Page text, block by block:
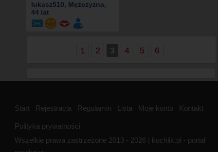
lukasz510, Mężczyzna,
44 lat
1 2 3 4 5 6
Start Rejestracja Regulamin Lista Moje konto Kontakt
Polityka prywatności
Wszelkie prawa zastrzeżone 2013 - 2026 | kochlik.pl - portal